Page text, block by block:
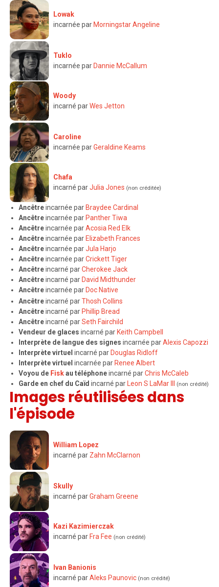
Lowak
incarnée par Morningstar Angeline
Tuklo
incarnée par Dannie McCallum
Woody
incarné parWes Jetton
Caroline
incarnée parGeraldine Keams
Chafa
incarné parJulia Jones (non créditée)
Ancêtreincarnée par Braydee Cardinal
Ancêtreincarnée par Panther Tiwa
Ancêtreincarnée parAcosia Red Elk
Ancêtreincarnée par Elizabeth Frances
Ancêtreincarnée parJula Harjo
Ancêtreincarnée parCrickett Tiger
Ancêtreincarné parCherokee Jack
Ancêtreincarné par David Midthunder
Ancêtreincarnée par Doc Native
Ancêtreincarné parThosh Collins
Ancêtreincarné par Phillip Bread
Ancêtreincarné parSeth Fairchild
Vendeur de glaces incarné par Keith Campbell
Interprète de langue des signes incarnée parAlexis Capozzi
Interprète virtuel incarné par Douglas Ridloff
Interprète virtuel incarnée par Renee Albert
Voyou de Fiskau téléphoneincarné parChris McCaleb
Garde en chef du Caïd incarné par Leon S LaMar III (non crédité)
Images réutilisées dans
l'épisode
William Lopez
incarné par Zahn McClarnon
Skully
incarné parGraham Greene
Kazi Kazimierczak
incarné par Fra Fee (non crédité)
Ivan Banionis
incarné parAleks Paunovic (non crédité)